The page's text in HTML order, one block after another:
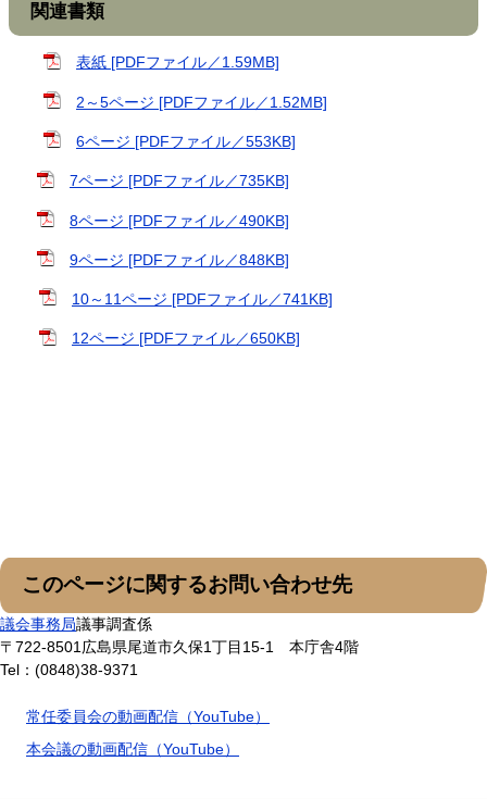
常任委員会の動画配信（YouTube）
本会議の動画配信（YouTube）
関連書類
表紙 [PDFファイル／1.59MB]
2～5ページ [PDFファイル／1.52MB]
6ページ [PDFファイル／553KB]
7ページ [PDFファイル／735KB]
8ページ [PDFファイル／490KB]
9ページ [PDFファイル／848KB]
10～11ページ [PDFファイル／741KB]
12ページ [PDFファイル／650KB]
このページに関するお問い合わせ先
議会事務局議事調査係
〒722-8501 広島県尾道市久保1丁目15-1 本庁舎4階
Tel：(0848)38-9371